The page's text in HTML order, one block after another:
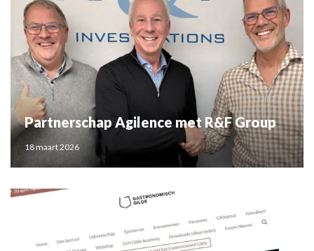
Partnerschap Agilence met R&F Group
18 maart 2026